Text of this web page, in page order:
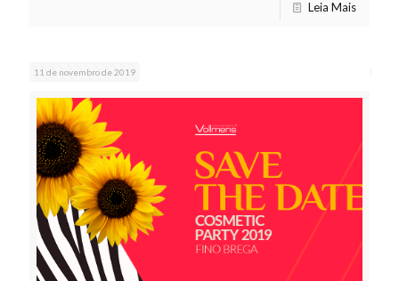
Leia Mais
11 de novembro de 2019